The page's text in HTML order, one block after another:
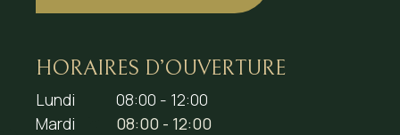
HORAIRES D’OUVERTURE
Lundi
08:00 - 12:00
Mardi
08:00 - 12:00